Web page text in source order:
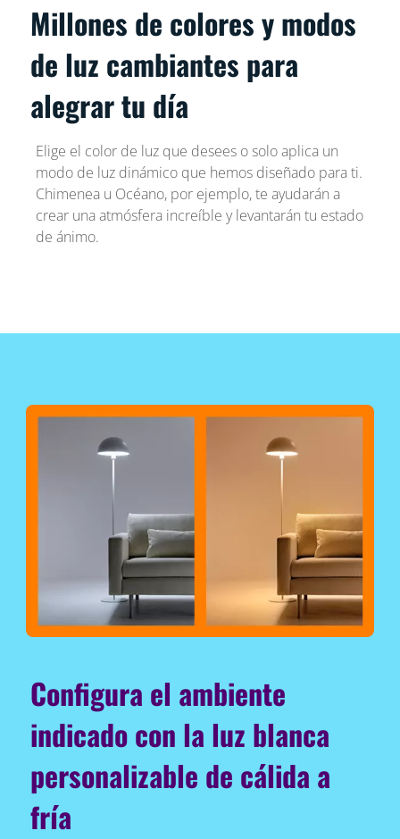
Millones de colores y modos
de luz cambiantes para
alegrar tu día
Elige el color de luz que desees o solo aplica un
modo de luz dinámico que hemos diseñado para ti.
Chimenea u Océano, por ejemplo, te ayudarán a
crear una atmósfera increíble y levantarán tu estado
de ánimo.
Configura el ambiente
indicado con la luz blanca
personalizable de cálida a
fría